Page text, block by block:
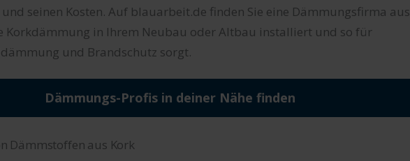
und seinen Kosten. Auf blauarbeit.de finden Sie eine Dämmungsfirma aus
Korkdämmung in Ihrem Neubau oder Altbau installiert und so für
und Brandschutz sorgt.
Dämmungs-Profis in deiner Nähe finden
Dämmstoffen aus Kork